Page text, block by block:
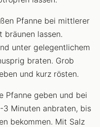
Pfanne bei mittlerer
bräunen lassen.
unter gelegentlichem
braten. Grob
und kurz rösten.
Pfanne geben und bei
Minuten anbraten, bis
bekommen. Mit Salz